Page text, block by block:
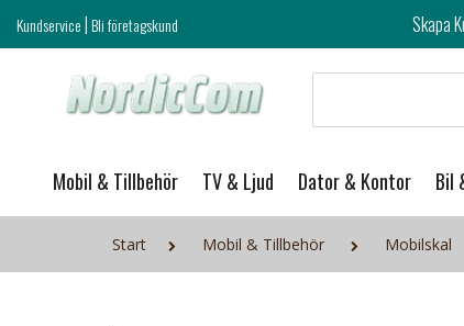
Kundservice|Bli företagskund Skapa Kundklubb login och ta
Mobil & Tillbehör TV & Ljud Dator & Kontor Bil
Start Mobil & Tillbehör Mobilskal